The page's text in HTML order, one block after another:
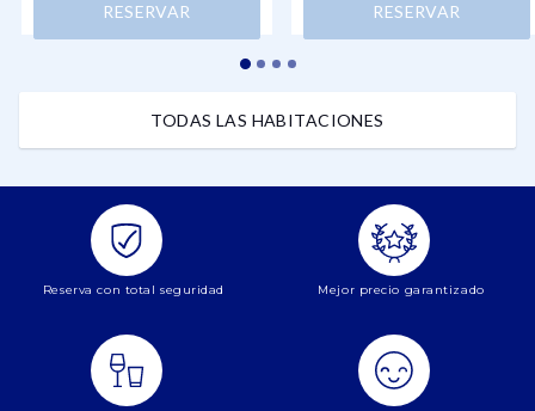
RESERVAR RESERVAR
TODAS LAS HABITACIONES
Reserva con total seguridad Mejor precio garantizado